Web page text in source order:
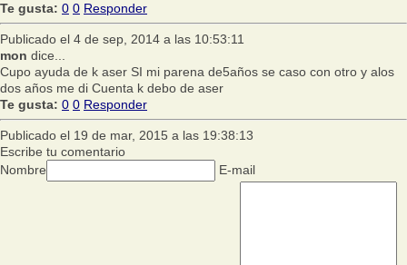
Te gusta: 0 0 Responder
Publicado el 4 de sep, 2014 a las 10:53:11
mon dice...
Cupo ayuda de k aser SI mi parena de5años se caso con otro y alos
dos años me di Cuenta k debo de aser
Te gusta: 0 0 Responder
Publicado el 19 de mar, 2015 a las 19:38:13
Escribe tu comentario
Nombre
E-mail